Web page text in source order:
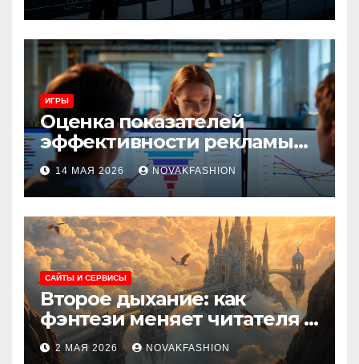
ИГРЫ
Оценка показателей
эффективности рекламы
при атрибуции
множественных точек
касания
14 МАЯ 2026 NOVAKFASHION
САЙТЫ И СЕРВИСЫ
Второе дыхание: как
фэнтези меняет читателя и
культуру
2 МАЯ 2026 NOVAKFASHION